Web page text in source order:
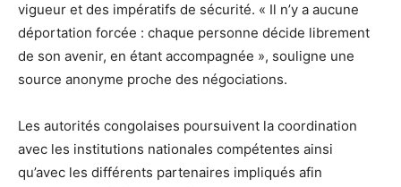
vigueur et des impératifs de sécurité. « Il n’y a aucune
déportation forcée : chaque personne décide librement
de son avenir, en étant accompagnée », souligne une
source anonyme proche des négociations.
Les autorités congolaises poursuivent la coordination
avec les institutions nationales compétentes ainsi
qu’avec les différents partenaires impliqués afin